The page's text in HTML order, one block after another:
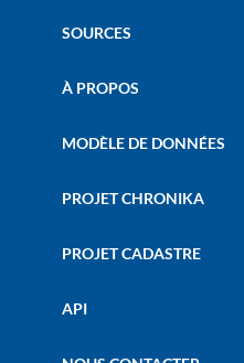
SOURCES
À PROPOS
MODÈLE DE DONNÉES
PROJET CHRONIKA
PROJET CADASTRE
API